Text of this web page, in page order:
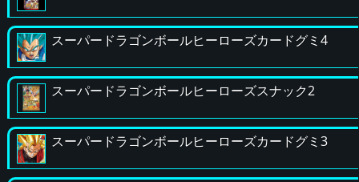
スーパードラゴンボールヒーローズカードグミ4
スーパードラゴンボールヒーローズスナック2
スーパードラゴンボールヒーローズカードグミ3